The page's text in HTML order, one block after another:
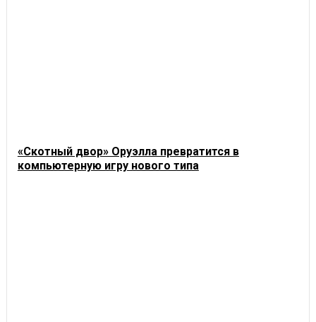
«Скотный двор» Оруэлла превратится в
компьютерную игру нового типа